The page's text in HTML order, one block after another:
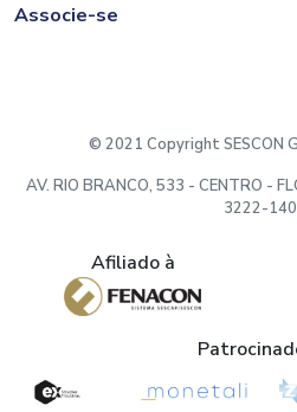
Associe-se
© 2021 Copyright SESCON
AV. RIO BRANCO, 533 - CENTRO -
3222-
Afiliado à